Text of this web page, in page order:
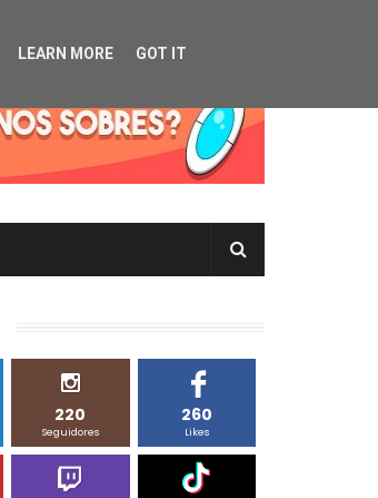
220
Seguidores
260
Likes
LEARN MORE GOT IT